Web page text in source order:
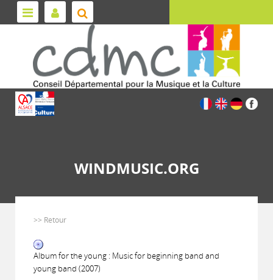
WINDMUSIC.ORG
>> Retour
Album for the young : Music for beginning band and
young band (2007)